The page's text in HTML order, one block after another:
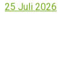
25 Juli 2026